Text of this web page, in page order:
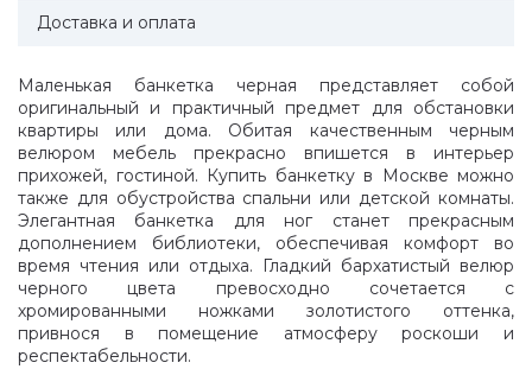
Доставка и оплата
Маленькая банкетка черная представляет собой
оригинальный и практичный предмет для обстановки
квартиры или дома. Обитая качественным черным
велюром мебель прекрасно впишется в интерьер
прихожей, гостиной. Купить банкетку в Москве можно
также для обустройства спальни или детской комнаты.
Элегантная банкетка для ног станет прекрасным
дополнением библиотеки, обеспечивая комфорт во
время чтения или отдыха. Гладкий бархатистый велюр
черного цвета превосходно сочетается с
хромированными ножками золотистого оттенка,
привнося в помещение атмосферу роскоши и
респектабельности.